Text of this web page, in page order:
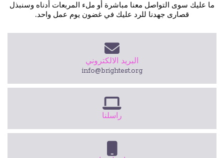
ما عليك سوى التواصل معنا مباشرة أو ملء المربعات أدناه وسنبذل
قصارى جهدنا للرد عليك في غضون يوم عمل واحد.
البريد الالكتروني
info@brightest.org
راسلنا